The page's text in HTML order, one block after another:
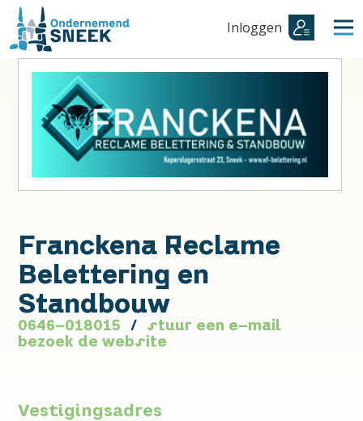
Inloggen
Franckena Reclame
Belettering en
Standbouw
0646-018015
stuur een e-mail
bezoek de website
Vestigingsadres